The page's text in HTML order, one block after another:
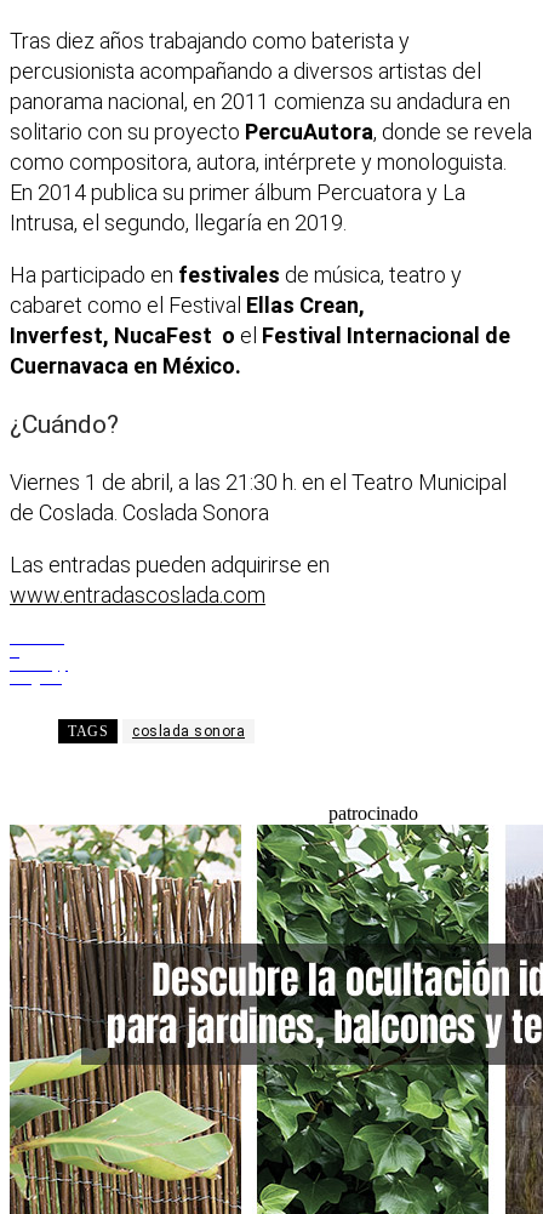
Tras diez años trabajando como baterista y
percusionista acompañando a diversos artistas del
panorama nacional, en 2011 comienza su andadura en
solitario con su proyecto PercuAutora, donde se revela
como compositora, autora, intérprete y monologuista.
En 2014 publica su primer álbum Percuatora y La
Intrusa, el segundo, llegaría en 2019.
Ha participado en festivales de música, teatro y
cabaret como el Festival Ellas Crean,
Inverfest, NucaFest o el Festival Internacional de
Cuernavaca en México.
¿Cuándo?
Viernes 1 de abril, a las 21:30 h. en el Teatro Municipal
de Coslada. Coslada Sonora
Las entradas pueden adquirirse en
www.entradascoslada.com
TAGS coslada sonora
patrocinado